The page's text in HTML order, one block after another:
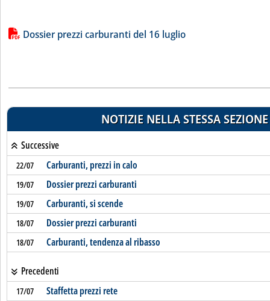
Lista allegati PDF alla notizia
Dossier prezzi carburanti del 16 luglio
NOTIZIE NELLA STESSA SEZIONE
Successive
22/07 Carburanti, prezzi in calo
19/07 Dossier prezzi carburanti
19/07 Carburanti, si scende
18/07 Dossier prezzi carburanti
18/07 Carburanti, tendenza al ribasso
Precedenti
17/07 Staffetta prezzi rete